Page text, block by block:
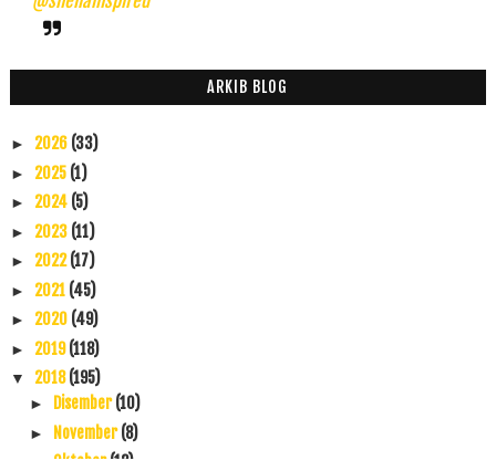
ARKIB BLOG
► 2026 (33)
► 2025 (1)
► 2024 (5)
► 2023 (11)
► 2022(17)
► 2021 (45)
► 2020 (49)
► 2019(118)
▼ 2018(195)
► Disember(10)
► November(8)
Oktober(12)